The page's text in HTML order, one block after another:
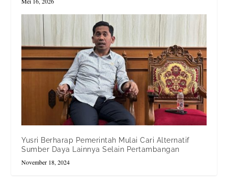
Yusri Berharap Pemerintah Mulai Cari Alternatif
Sumber Daya Lainnya Selain Pertambangan
November 18, 2024